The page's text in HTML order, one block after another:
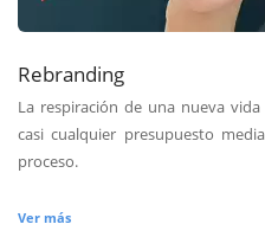
Rebranding
La respiración de una nueva
casi cualquier presupuesto
proceso.
Ver más